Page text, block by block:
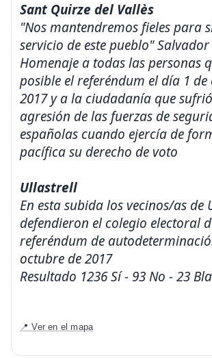
Sant Quirze del Vallès
"Nos mantendremos fieles para
servicio de este pueblo"
Homenaje a todas las personas
posible el referéndum el día 1 de
2017 y a la ciudadanía que
agresión de las fuerzas de
españolas cuando ejercía de
pacífica su derecho de voto
Ullastrell
En esta subida los vecinos/as de
defendieron el colegio electoral
referéndum de
octubre de 2017
Resultado 1236 Sí - 93 No - 23
📍 Ver en el mapa